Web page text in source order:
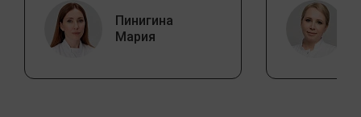
Пинигина
Мария